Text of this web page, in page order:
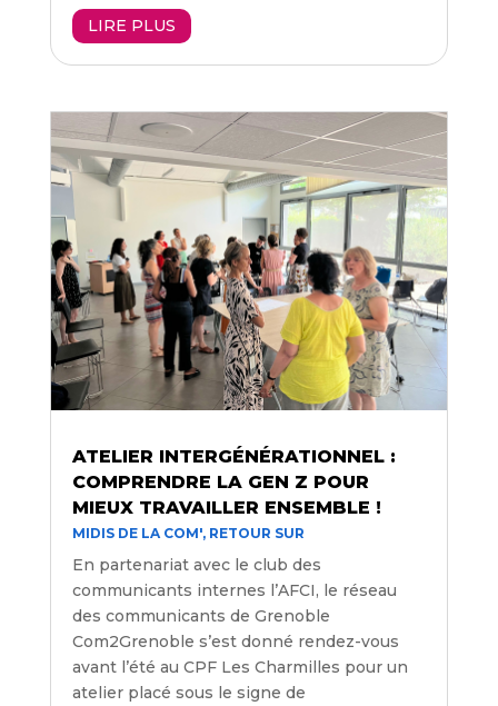
LIRE PLUS
ATELIER INTERGÉNÉRATIONNEL :
COMPRENDRE LA GEN Z POUR
MIEUX TRAVAILLER ENSEMBLE !
MIDIS DE LA COM', RETOUR SUR
En partenariat avec le club des
communicants internes l’AFCI, le réseau
des communicants de Grenoble
Com2Grenoble s’est donné rendez-vous
avant l’été au CPF Les Charmilles pour un
atelier placé sous le signe de